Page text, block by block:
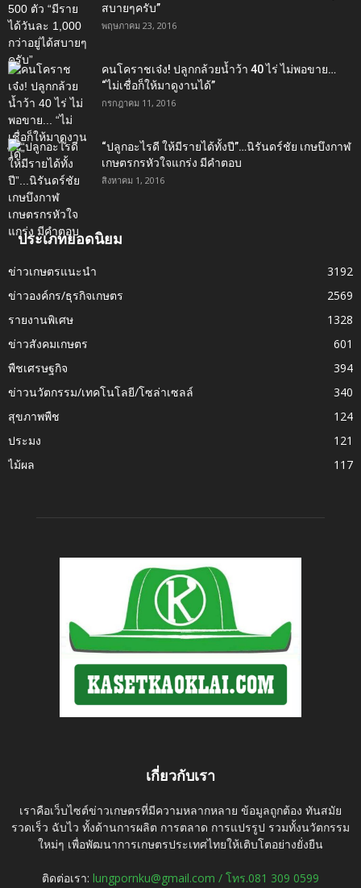
สบายๆครับ”
พฤษภาคม 23, 2016
คนโคราชเจ๋ง! ปลูกกล้วยน้ำว้า 40 ไร่ ไม่พอขาย…
“ไม่เชื่อก็ให้มาดูงานได้”‬
กรกฎาคม 11, 2016
“ปลูกอะไรดี ให้มีรายได้ทั้งปี”…นิรันดร์ชัย เกษบึงกาฬ
เกษตรกรหัวใจแกร่ง มีคำตอบ
สิงหาคม 1, 2016
ประเภทยอดนิยม
ข่าวเกษตรแนะนำ
3192
ข่าวองค์กร/ธุรกิจเกษตร
2569
รายงานพิเศษ
1328
ข่าวสังคมเกษตร
601
พืชเศรษฐกิจ
394
ข่าวนวัตกรรม/เทคโนโลยี/โซล่าเซลล์
340
สุขภาพพืช
124
ประมง
121
ไม้ผล
117
เกี่ยวกับเรา
เราคือเว็บไซต์ข่าวเกษตรที่มีความหลากหลาย ข้อมูลถูกต้อง ทันสมัย
รวดเร็ว ฉับไว ทั้งด้านการผลิต การตลาด การแปรรูป รวมทั้งนวัตกรรม
ใหม่ๆ เพื่อพัฒนาการเกษตรประเทศไทยให้เติบโตอย่างยั่งยืน
ติดต่อเรา: lungpornku@gmail.com / โทร.081 309 0599